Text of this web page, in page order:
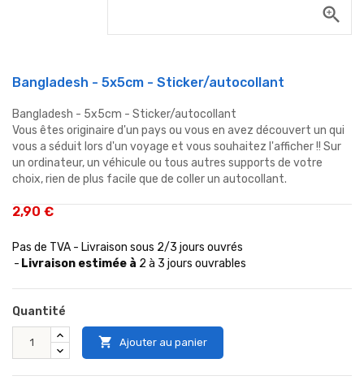
zoom_in
Bangladesh - 5x5cm - Sticker/autocollant
Bangladesh - 5x5cm - Sticker/autocollant
Vous êtes originaire d'un pays ou vous en avez découvert un qui
vous a séduit lors d'un voyage et vous souhaitez l'afficher !! Sur
un ordinateur, un véhicule ou tous autres supports de votre
choix, rien de plus facile que de coller un autocollant.
2,90 €
Pas de TVA - Livraison sous 2/3 jours ouvrés
Livraison estimée à 2 à 3 jours ouvrables
Quantité
 Ajouter au panier